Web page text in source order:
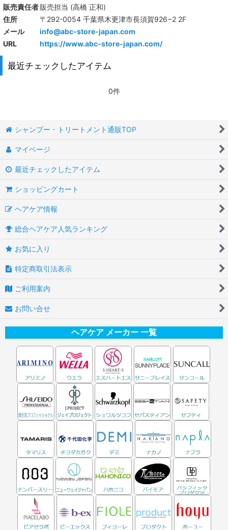
販売責任者販売担当 (高橋 正和)
住所
〒292-0054 千葉県木更津市長須賀926−2 2F
メール
info@abc-store-japan.com
URL
https://www.abc-store-japan.com/
最近チェックしたアイテム
0件
シャンプー・トリートメント通販TOP
マイページ
最近チェックしたアイテム
ショッピングカート
ヘアケア情報
総合ヘアケア人気ランキング
お気に入り
特定商取引法表示
ご利用案内
お問い合せ
ヘアケア メーカー 一覧